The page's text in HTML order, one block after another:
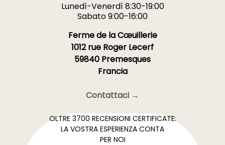
Lunedì-Venerdì 8:30-19:00
Sabato 9:00-16:00
Ferme de la Cœuillerie
1012 rue Roger Lecerf
59840 Premesques
Francia
Contattaci →
OLTRE 3700 RECENSIONI CERTIFICATE:
LA VOSTRA ESPERIENZA CONTA
PER NOI